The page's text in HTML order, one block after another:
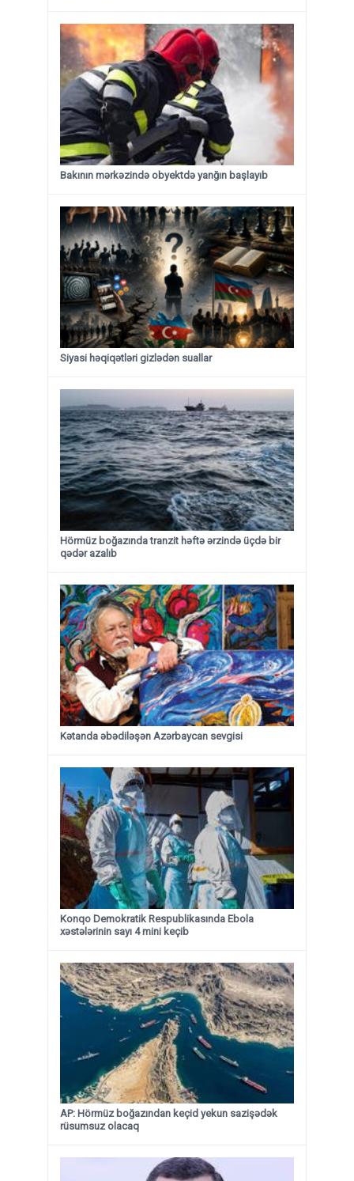
Bakının mərkəzində obyektdə yanğın başlayıb
Siyasi həqiqətləri gizlədən suallar
Hörmüz boğazında tranzit həftə ərzində üçdə bir
qədər azalıb
Kətanda əbədiləşən Azərbaycan sevgisi
Konqo Demokratik Respublikasında Ebola
xəstələrinin sayı 4 mini keçib
AP: Hörmüz boğazından keçid yekun sazişədək
rüsumsuz olacaq